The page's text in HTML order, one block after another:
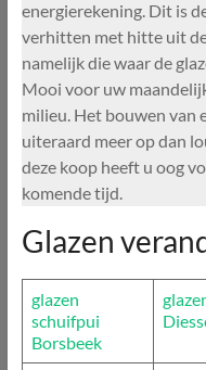
energierekening. Dit is
verhitten met hitte uit
namelijk die waar de
Mooi voor uw
milieu. Het bouwen van
uiteraard meer op dan
deze koop heeft u oog
komende tijd.
Glazen
glazen
schuifpui
Borsbeek